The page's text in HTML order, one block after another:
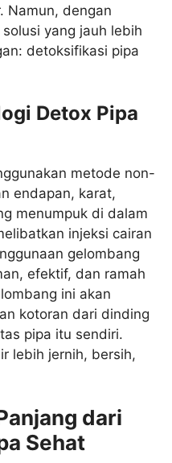
Namun, dengan
yang jauh lebih
detoksifikasi pipa
Detox Pipa
metode non-
endapan, karat,
menumpuk di dalam
injeksi cairan
gelombang
efektif, dan ramah
ini akan
kotoran dari dinding
pipa itu sendiri.
lebih jernih, bersih,
dari
Sehat